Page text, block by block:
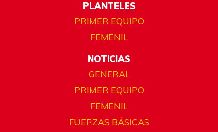
PLANTELES
PRIMER EQUIPO
FEMENIL
NOTICIAS
GENERAL
PRIMER EQUIPO
FEMENIL
FUERZAS BÁSICAS